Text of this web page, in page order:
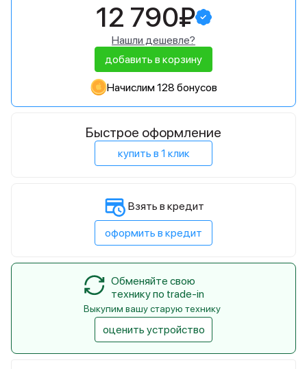
12 790₽
Нашли дешевле?
добавить в корзину
Начислим 128 бонусов
Быстрое оформление
купить в 1 клик
Взять в кредит
оформить в кредит
Обменяйте свою
технику по trade-in
Выкупим вашу старую технику
оценить устройство